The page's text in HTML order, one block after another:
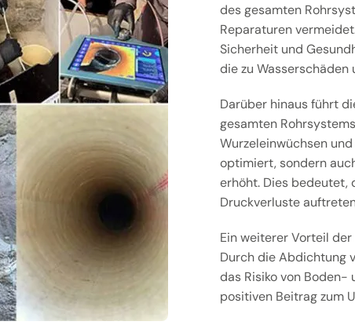
des gesamten
Reparaturen
Sicherheit und
die zu Wasserschäden
Darüber hinaus führt
gesamten
Wurzeleinwüchsen
optimiert, sondern
erhöht. Dies bedeutet,
Druckverluste
Ein weiterer Vorteil
Durch die Abdichtung
das Risiko von Boden-
positiven Beitrag zum